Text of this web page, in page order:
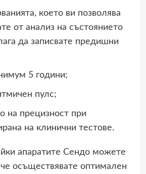
което ви позволява
от анализ на състоянието
да записвате предишни
5 години;
пулс;
на прецизност при
на клинични тестове.
апаратите Сендо можете
осъществявате оптимален